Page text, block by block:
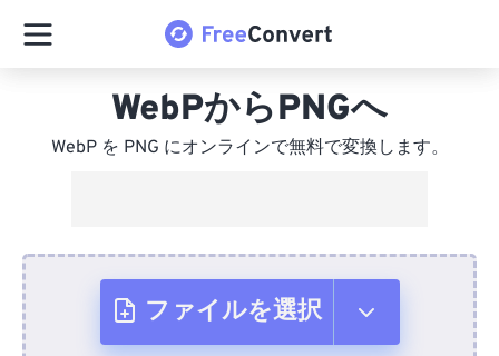
WebPからPNGへ
WebP を PNG にオンラインで無料で変換します。
ファイルを選択